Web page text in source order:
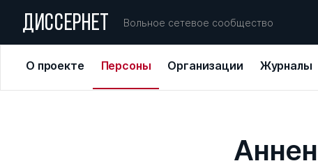
ДИССЕРНЕТ Вольное сетевое сообщество
О проекте Персоны Организации Журналы